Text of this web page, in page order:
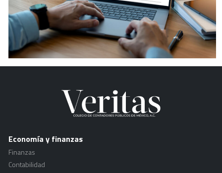
Economía y finanzas
Finanzas
Contabilidad